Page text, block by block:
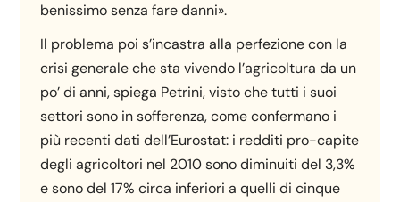
benissimo senza fare danni».
Il problema poi s’incastra alla perfezione con la
crisi generale che sta vivendo l’agricoltura da un
po’ di anni, spiega Petrini, visto che tutti i suoi
settori sono in sofferenza, come confermano i
più recenti dati dell’Eurostat: i redditi pro-capite
degli agricoltori nel 2010 sono diminuiti del 3,3%
e sono del 17% circa inferiori a quelli di cinque